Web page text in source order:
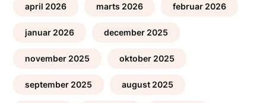
april 2026 marts 2026 februar 2026
januar 2026 december 2025
november 2025 oktober 2025
september 2025 august 2025